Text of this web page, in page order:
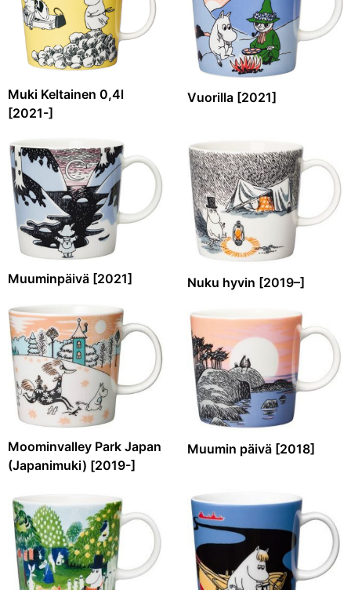
Muki Keltainen 0,4l
[2021-]
Vuorilla [2021]
Muuminpäivä [2021] Nuku hyvin [2019–]
Moominvalley Park Japan
(Japanimuki) [2019-]
Muumin päivä [2018]